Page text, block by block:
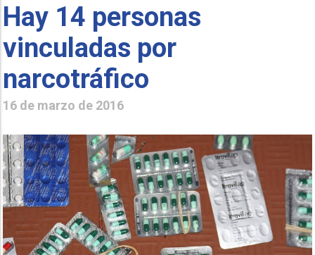
Hay 14 personas
vinculadas por
narcotráfico
16 de marzo de 2016